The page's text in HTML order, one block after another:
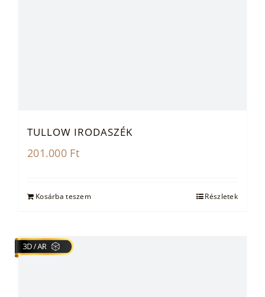
TULLOW IRODASZÉK
201.000 Ft
Kosárba teszem Részletek